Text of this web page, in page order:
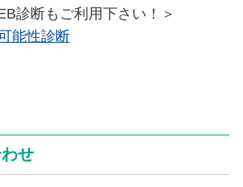
診断もご利用下さい！＞
能性診断
せ